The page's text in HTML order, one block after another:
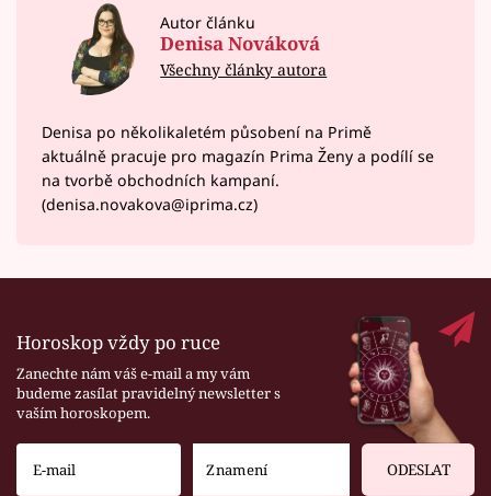
Autor článku
Denisa Nováková
Všechny články autora
Denisa po několikaletém působení na Primě
aktuálně pracuje pro magazín Prima Ženy a podílí se
na tvorbě obchodních kampaní.
(denisa.novakova@iprima.cz)
Horoskop vždy po ruce
Zanechte nám váš e-mail a my vám
budeme zasílat pravidelný newsletter s
vaším horoskopem.
ODESLAT